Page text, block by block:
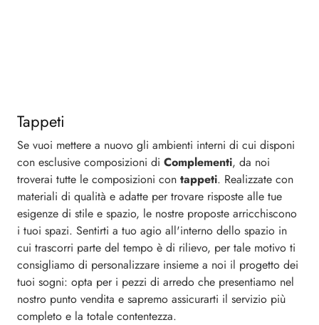
Tappeti
Se vuoi mettere a nuovo gli ambienti interni di cui disponi
con esclusive composizioni di Complementi, da noi
troverai tutte le composizioni con tappeti. Realizzate con
materiali di qualità e adatte per trovare risposte alle tue
esigenze di stile e spazio, le nostre proposte arricchiscono
i tuoi spazi. Sentirti a tuo agio all'interno dello spazio in
cui trascorri parte del tempo è di rilievo, per tale motivo ti
consigliamo di personalizzare insieme a noi il progetto dei
tuoi sogni: opta per i pezzi di arredo che presentiamo nel
nostro punto vendita e sapremo assicurarti il servizio più
completo e la totale contentezza.